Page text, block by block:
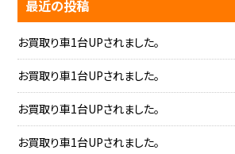
最近の投稿
お買取り車1台UPされました。
お買取り車1台UPされました。
お買取り車1台UPされました。
お買取り車1台UPされました。